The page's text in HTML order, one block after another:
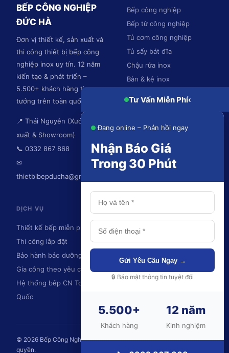
BẾP CÔNG NGHIỆP
ĐỨC HÀ
Đơn vị thiết kế, sản xuất và
thi công thiết bị bếp công
nghiệp inox uy tín. 12 năm
kiến tạo & phát triển –
5.500+ khách hàng tin
tưởng trên toàn quốc.
📍 Thái Nguyên (Xưởng sản
xuất & Showroom)
📞 0332 867 868
✉
thietbibepducha@gmail.com
Bếp công nghiệp
Bếp từ công nghiệp
Tủ cơm công nghiệp
Tủ sấy bát đĩa
Chậu rửa inox
Bàn & kệ inox
DỊCH VỤ
Thiết kế bếp miễn phí
Thi công lắp đặt
Bảo hành bảo dưỡng
Gia công theo yêu cầu
Hệ thống bếp CN Toàn
Quốc
Thái Nguyên
Hà Nội
Quảng Ninh
© 2026 Bếp Công Nghiệp Đức Hà – DUC HA., JSC. Bảo lưu mọi
quyền.
💬
Tư Vấn Miễn Phí‹
Đang online – Phản hồi ngay
Nhận Báo Giá
Trong 30 Phút
Gửi Yêu Cầu Ngay →
🔒 Bảo mật thông tin tuyệt đối
5.500+
Khách hàng
12 năm
Kinh nghiệm